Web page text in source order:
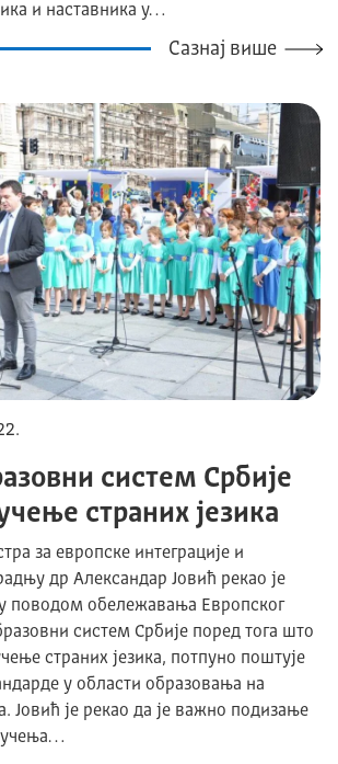
и наставника у…
Сазнај више
систем Србије
страних језика
за европске интеграције и
др Александар Јовић рекао је
поводом обележавања Европског
систем Србије поред тога што
страних језика, потпуно поштује
у области образовања на
Јовић је рекао да је важно подизање
учења…